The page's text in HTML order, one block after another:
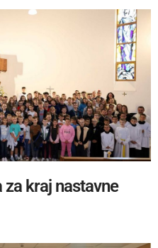
za kraj nastavne